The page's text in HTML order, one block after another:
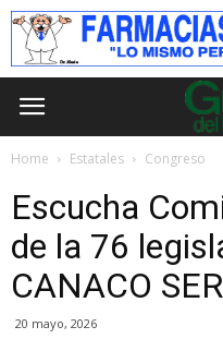
Home Estatales Congreso
Escucha
de la 76
CANACO
20 mayo, 2026